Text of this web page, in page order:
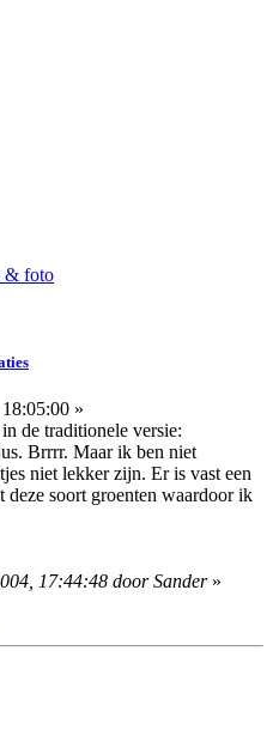
»
de traditionele versie:
Brrrr. Maar ik ben niet
niet lekker zijn. Er is vast een
deze soort groenten waardoor ik
17:44:48 door Sander»